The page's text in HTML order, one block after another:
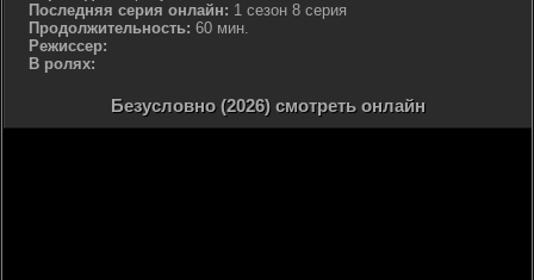
Последняя серия онлайн: 1 сезон 8 серия
Продолжительность: 60 мин.
Режиссер:
В ролях:
Безусловно (2026) смотреть онлайн